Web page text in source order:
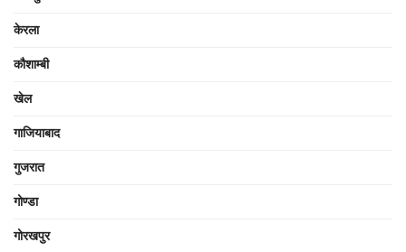
केरला
कौशाम्बी
खेल
गाजियाबाद
गुजरात
गोण्डा
गोरखपुर